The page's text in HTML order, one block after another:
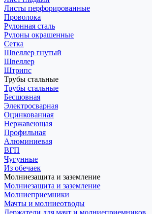
Листы перфорированные
Проволока
Рулонная сталь
Рулоны окрашенные
Сетка
Швеллер гнутый
Швеллер
Штрипс
Трубы стальные
Трубы стальные
Бесшовная
Электросварная
Оцинкованная
Нержавеющая
Профильная
Алюминиевая
ВГП
Чугунные
Из обечаек
Молниезащита и заземление
Молниезащита и заземление
Молниеприемники
Мачты и молниеотводы
Держатели для мачт и молниеприемников